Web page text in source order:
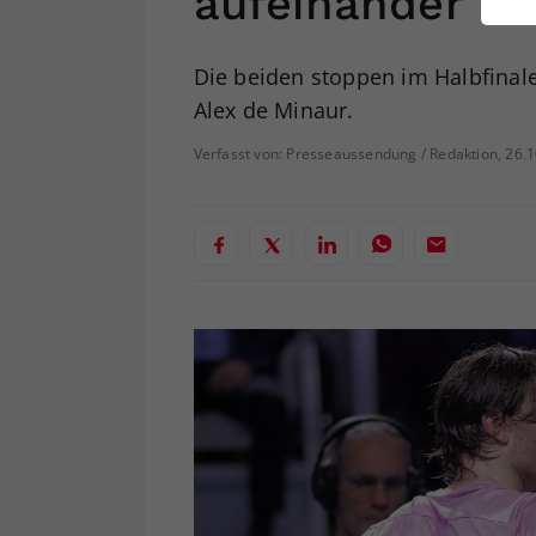
Die beiden stoppen im
Alex de Minaur.
Verfasst von: Presseaussendung / Redaktion,